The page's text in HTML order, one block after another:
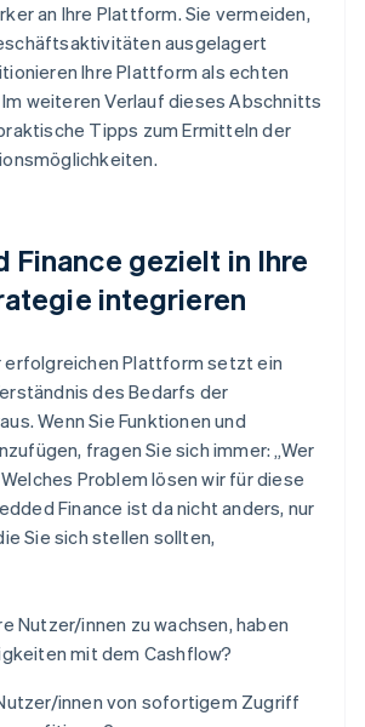
an Ihre Plattform. Sie vermeiden,
ausgelagert
Ihre Plattform als echten
weiteren Verlauf dieses Abschnitts
Tipps zum Ermitteln der
Finance gezielt in Ihre
integrieren
erfolgreichen Plattform setzt ein
des Bedarfs der
Wenn Sie Funktionen und
fragen Sie sich immer: „Wer
Problem lösen wir für diese
Finance ist da nicht anders, nur
Sie sich stellen sollten,
Nutzer/innen zu wachsen, haben
mit dem Cashflow?
innen von sofortigem Zugriff